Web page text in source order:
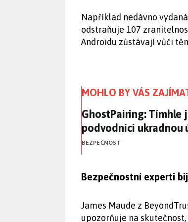
Například nedávno vydaná
odstraňuje 107
Androidu zůstávají vůči
MOHLO BY VÁS
GhostPairing: Tímhle
GhostPairing: Tímhle
podvodníci ukradnou
BEZPEČNOST
Bezpečnostní experti
James Maude z
upozorňuje na